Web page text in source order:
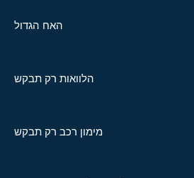
האח הגדול
הלוואות רק תבקש
מימון רכב רק תבקש